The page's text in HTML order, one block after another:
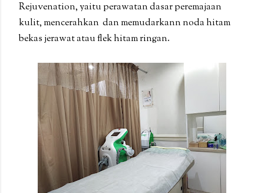
Rejuvenation, yaitu perawatan dasar peremajaan
kulit, mencerahkan dan memudarkann noda hitam
bekas jerawat atau flek hitam ringan.